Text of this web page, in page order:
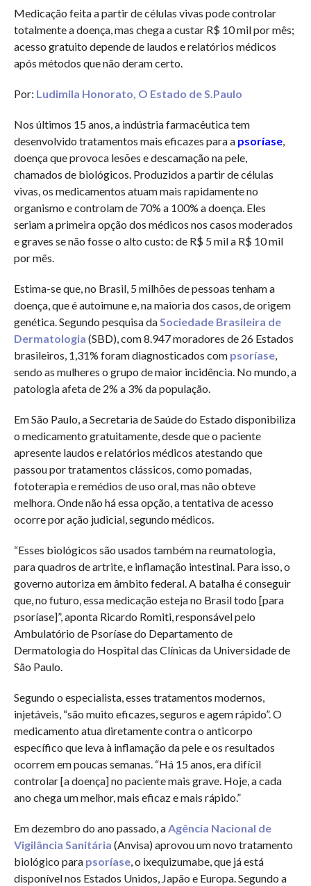
Medicação feita a partir de células vivas pode controlar
totalmente a doença, mas chega a custar R$ 10 mil por mês;
acesso gratuito depende de laudos e relatórios médicos
após métodos que não deram certo.
Por: Ludimila Honorato, O Estado de S.Paulo
Nos últimos 15 anos, a indústria farmacêutica tem
desenvolvido tratamentos mais eficazes para a psoríase,
doença que provoca lesões e descamação na pele,
chamados de biológicos. Produzidos a partir de células
vivas, os medicamentos atuam mais rapidamente no
organismo e controlam de 70% a 100% a doença. Eles
seriam a primeira opção dos médicos nos casos moderados
e graves se não fosse o alto custo: de R$ 5 mil a R$ 10 mil
por mês.
Estima-se que, no Brasil, 5 milhões de pessoas tenham a
doença, que é autoimune e, na maioria dos casos, de origem
genética. Segundo pesquisa daSociedade Brasileira de
Dermatologia (SBD), com 8.947 moradores de 26 Estados
brasileiros, 1,31% foram diagnosticados com psoríase,
sendo as mulheres o grupo de maior incidência. No mundo, a
patologia afeta de 2% a 3% da população.
Em São Paulo, a Secretaria de Saúde do Estado disponibiliza
o medicamento gratuitamente, desde que o paciente
apresente laudos e relatórios médicos atestando que
passou por tratamentos clássicos, como pomadas,
fototerapia e remédios de uso oral, mas não obteve
melhora. Onde não há essa opção, a tentativa de acesso
ocorre por ação judicial, segundo médicos.
“Esses biológicos são usados também na reumatologia,
para quadros de artrite, e inflamação intestinal. Para isso, o
governo autoriza em âmbito federal. A batalha é conseguir
que, no futuro, essa medicação esteja no Brasil todo [para
psoríase]”, aponta Ricardo Romiti, responsável pelo
Ambulatório de Psoríase do Departamento de
Dermatologia do Hospital das Clínicas da Universidade de
São Paulo.
Segundo o especialista, esses tratamentos modernos,
injetáveis, “são muito eficazes, seguros e agem rápido”. O
medicamento atua diretamente contra o anticorpo
específico que leva à inflamação da pele e os resultados
ocorrem em poucas semanas. “Há 15 anos, era difícil
controlar [a doença] no paciente mais grave. Hoje, a cada
ano chega um melhor, mais eficaz e mais rápido.”
Em dezembro do ano passado, aAgência Nacional de
Vigilância Sanitária (Anvisa) aprovou um novo tratamento
biológico para psoríase, o ixequizumabe, que já está
disponível nos Estados Unidos, Japão e Europa. Segundo a